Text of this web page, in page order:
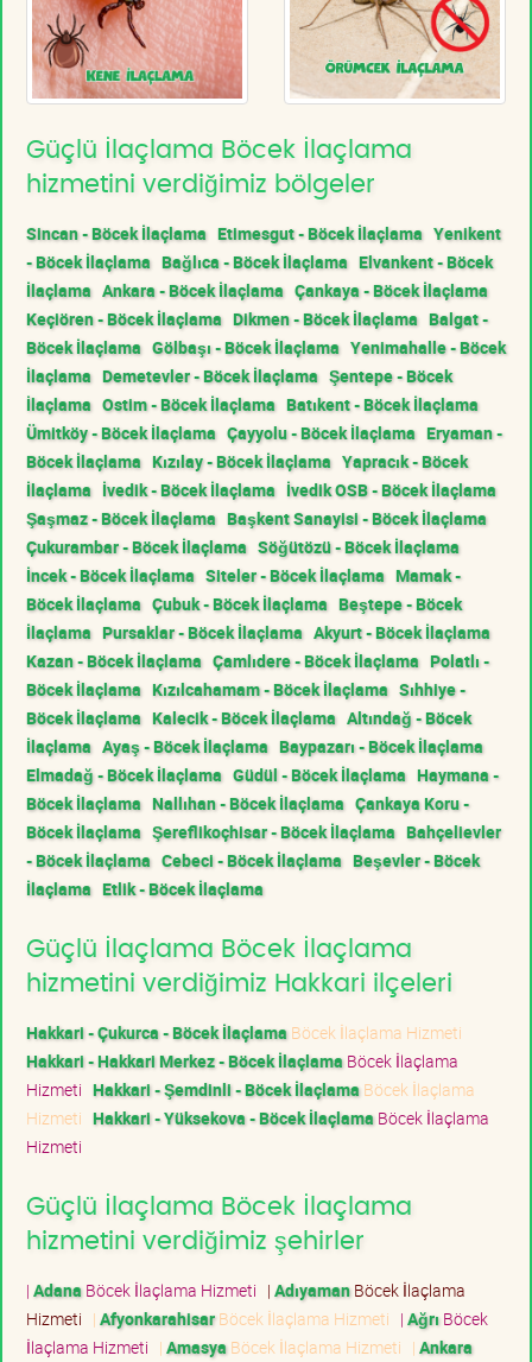
Güçlü İlaçlama Böcek İlaçlama
hizmetini verdiğimiz bölgeler
Sincan - Böcek İlaçlama Etimesgut - Böcek İlaçlama Yenikent
- Böcek İlaçlama Bağlıca - Böcek İlaçlama Elvankent - Böcek
İlaçlama Ankara - Böcek İlaçlama Çankaya - Böcek İlaçlama
Keçiören - Böcek İlaçlama Dikmen - Böcek İlaçlama Balgat -
Böcek İlaçlama Gölbaşı - Böcek İlaçlama Yenimahalle - Böcek
İlaçlama Demetevler - Böcek İlaçlama Şentepe - Böcek
İlaçlama Ostim - Böcek İlaçlama Batıkent - Böcek İlaçlama
Ümitköy - Böcek İlaçlama Çayyolu - Böcek İlaçlama Eryaman -
Böcek İlaçlama Kızılay - Böcek İlaçlama Yapracık - Böcek
İlaçlama İvedik - Böcek İlaçlama İvedik OSB - Böcek İlaçlama
Şaşmaz - Böcek İlaçlama Başkent Sanayisi - Böcek İlaçlama
Çukurambar - Böcek İlaçlama Söğütözü - Böcek İlaçlama
İncek - Böcek İlaçlama Siteler - Böcek İlaçlama Mamak -
Böcek İlaçlama Çubuk - Böcek İlaçlama Beştepe - Böcek
İlaçlama Pursaklar - Böcek İlaçlama Akyurt - Böcek İlaçlama
Kazan - Böcek İlaçlama Çamlıdere - Böcek İlaçlama Polatlı -
Böcek İlaçlama Kızılcahamam - Böcek İlaçlama Sıhhiye -
Böcek İlaçlama Kalecik - Böcek İlaçlama Altındağ - Böcek
İlaçlama Ayaş - Böcek İlaçlama Baypazarı - Böcek İlaçlama
Elmadağ - Böcek İlaçlama Güdül - Böcek İlaçlama Haymana -
Böcek İlaçlama Nallıhan - Böcek İlaçlama Çankaya Koru -
Böcek İlaçlama Şereflikoçhisar - Böcek İlaçlama Bahçelievler
- Böcek İlaçlama Cebeci - Böcek İlaçlama Beşevler - Böcek
İlaçlama Etlik - Böcek İlaçlama
Güçlü İlaçlama Böcek İlaçlama
hizmetini verdiğimiz Hakkari ilçeleri
Hakkari - Çukurca - Böcek İlaçlama Böcek İlaçlama Hizmeti
Hakkari - Hakkari Merkez - Böcek İlaçlama Böcek İlaçlama
Hizmeti Hakkari - Şemdinli - Böcek İlaçlama Böcek İlaçlama
Hizmeti Hakkari - Yüksekova - Böcek İlaçlama Böcek İlaçlama
Hizmeti
Güçlü İlaçlama Böcek İlaçlama
hizmetini verdiğimiz şehirler
| Adana Böcek İlaçlama Hizmeti | AdıyamanBöcek İlaçlama
Hizmeti | AfyonkarahisarBöcek İlaçlama Hizmeti | Ağrı Böcek
İlaçlama Hizmeti | Amasya Böcek İlaçlama Hizmeti | Ankara